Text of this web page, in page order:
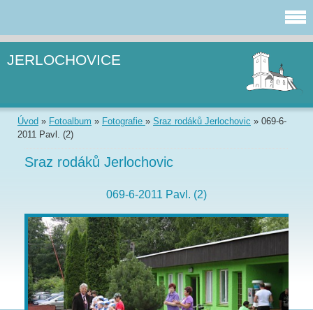
JERLOCHOVICE
Úvod » Fotoalbum » Fotografie » Sraz rodáků Jerlochovic » 069-6-
2011 Pavl. (2)
Sraz rodáků Jerlochovic
069-6-2011 Pavl. (2)